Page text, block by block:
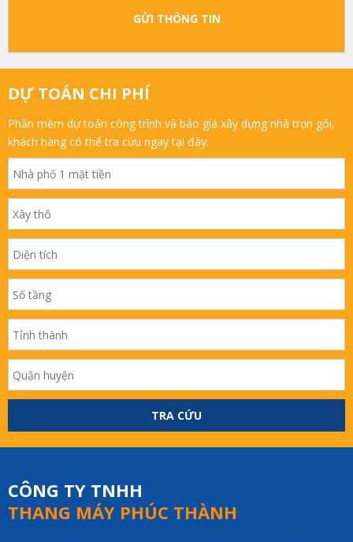
GỬI THÔNG TIN
DỰ TOÁN CHI PHÍ
Phần mềm dự toán công trình và báo giá xây dựng nhà trọn gói,
khách hàng có thể tra cứu ngay tại đây:
TRA CỨU
CÔNG TY TNHH
THANG MÁY PHÚC THÀNH